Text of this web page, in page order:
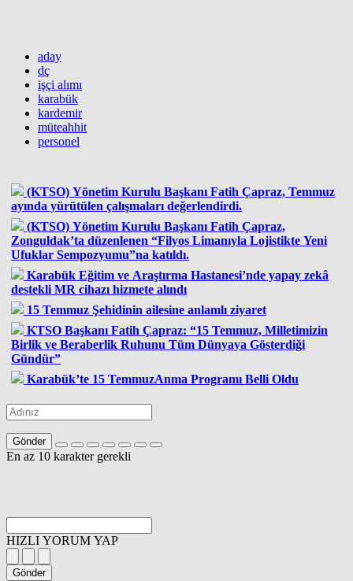
aday
dç
işçi alımı
karabük
kardemir
müteahhit
personel
(KTSO) Yönetim Kurulu Başkanı Fatih Çapraz, Temmuz
ayında yürütülen çalışmaları değerlendirdi.
(KTSO) Yönetim Kurulu Başkanı Fatih Çapraz,
Zonguldak’ta düzenlenen “Filyos Limanıyla Lojistikte Yeni
Ufuklar Sempozyumu”na katıldı.
Karabük Eğitim ve Araştırma Hastanesi’nde yapay zekâ
destekli MR cihazı hizmete alındı
15 Temmuz Şehidinin ailesine anlamlı ziyaret
KTSO Başkanı Fatih Çapraz: “15 Temmuz, Milletimizin
Birlik ve Beraberlik Ruhunu Tüm Dünyaya Gösterdiği
Gündür”
Karabük’te 15 TemmuzAnma Programı Belli Oldu
Gönder
En az 10 karakter gerekli
HIZLI YORUM YAP
Gönder